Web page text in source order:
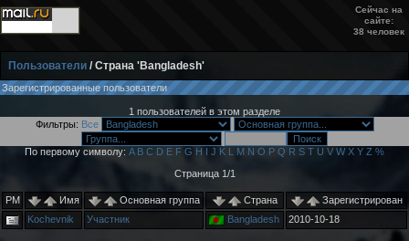
Сейчас на
сайте:
38 человек
Пользователи / Страна 'Bangladesh'
Зарегистрированные пользователи
1 пользователей в этом разделе
Фильтры: Все
По первому символу: A B C D E F G H I J K L M N O P Q R S T U V W X Y Z %
Страница 1/1
PM Имя Основная группа Страна
Зарегистрирован
Kochevnik
Участник Bangladesh 2010-10-18